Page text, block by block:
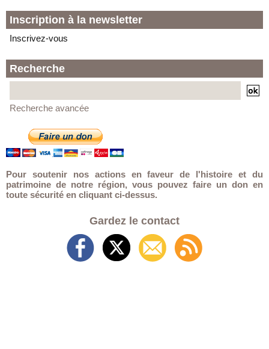
Inscription à la newsletter
Inscrivez-vous
Recherche
Recherche avancée
Pour soutenir nos actions en faveur de l'histoire et du
patrimoine de notre région, vous pouvez faire un don en
toute sécurité en cliquant ci-dessus.
Gardez le contact